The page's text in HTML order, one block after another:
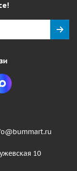
10